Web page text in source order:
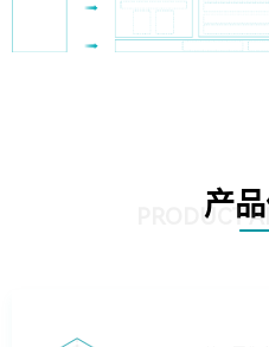
产
PRODUCT